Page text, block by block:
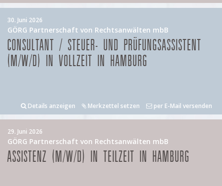
30. Juni 2026
GÖRG Partnerschaft von Rechtsanwälten mbB
CONSULTANT / STEUER- UND PRÜFUNGSASSISTENT
(M/W/D) IN VOLLZEIT IN HAMBURG
Details anzeigen Merkzettel setzen per E-Mail versenden
29. Juni 2026
GÖRG Partnerschaft von Rechtsanwälten mbB
ASSISTENZ (M/W/D) IN TEILZEIT IN HAMBURG